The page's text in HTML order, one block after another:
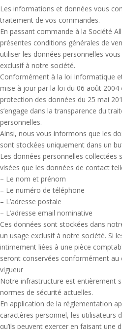
Les informations et données vous
traitement de vos commandes.
En passant commande à la Société
présentes conditions générales de
utiliser les données personnelles
exclusif à notre société.
Conformément à la loi Informatique
mise à jour par la loi du 06 août
protection des données du 25 mai
s’engage dans la transparence du
personnelles.
Ainsi, nous vous informons que les
sont stockées uniquement dans un
Les données personnelles collectées
visées que les données de contact
– Le nom et prénom
– Le numéro de téléphone
– L’adresse postale
– L’adresse email nominative
Ces données sont stockées dans
un usage exclusif à notre société. Si
intimement liées à une pièce
seront conservées conformément au
vigueur
Notre infrastructure est entièrement
normes de sécurité actuelles.
En application de la réglementation
caractères personnel, les utilisateurs
qu’ils peuvent exercer en faisant une